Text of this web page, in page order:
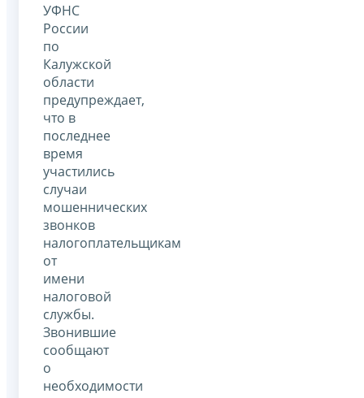
УФНС
России
по
Калужской
области
предупреждает,
что в
последнее
время
участились
случаи
мошеннических
звонков
налогоплательщикам
от
имени
налоговой
службы.
Звонившие
сообщают
о
необходимости